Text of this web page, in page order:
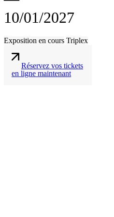
10/01/2027
Exposition en cours Triplex
Réservez vos tickets
en ligne maintenant